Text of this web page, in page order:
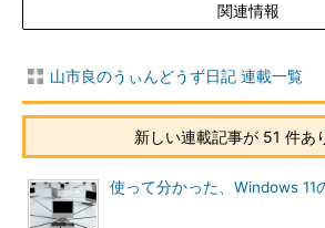
関連情報
山市良のうぃんどうず日記 連載一覧
新しい連載記事が 51 件あ
使って分かった、Windows 11